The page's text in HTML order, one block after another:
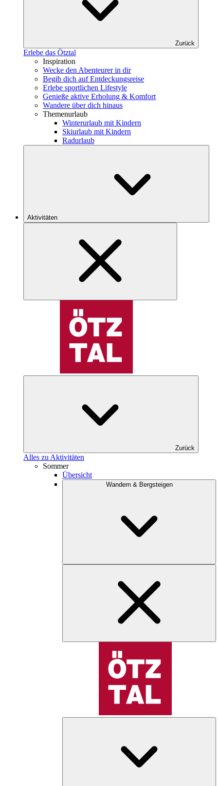
Zurück
Erlebe das Ötztal
Inspiration
Wecke den Abenteurer in dir
Begib dich auf Entdeckungsreise
Erlebe sportlichen Lifestyle
Genieße aktive Erholung & Komfort
Wandere über dich hinaus
Themenurlaub
Winterurlaub mit Kindern
Skiurlaub mit Kindern
Radurlaub
Aktivitäten
Zurück
Alles zu Aktivitäten
Sommer
Übersicht
Wandern & Bergsteigen